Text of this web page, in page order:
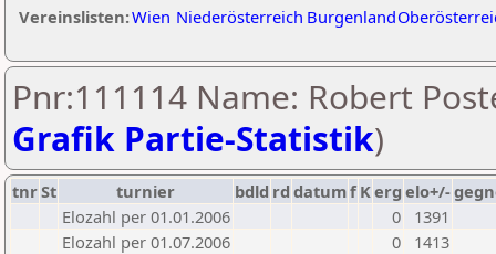
Vereinslisten:Wien Niederösterreich Burgenland
Pnr:111114 Name: Robert
Grafik Partie-Statistik)
tnrSt turnier bdld rd datumf Kerg elo+/-
Elozahl per 01.01.2006
0
1391
Elozahl per 01.07.2006
0
1413